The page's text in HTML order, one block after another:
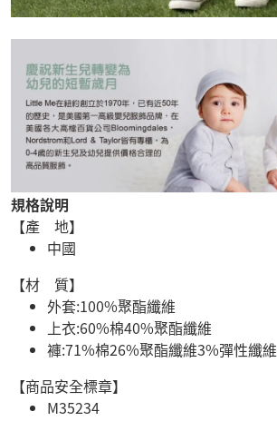
規格說明
【產 地】
中國
【材 質】
外套:100%聚酯纖維
上衣:60%棉40%聚酯纖維
褲:71%棉26%聚酯纖維3%彈性纖維
【商品安全標章】
M35234